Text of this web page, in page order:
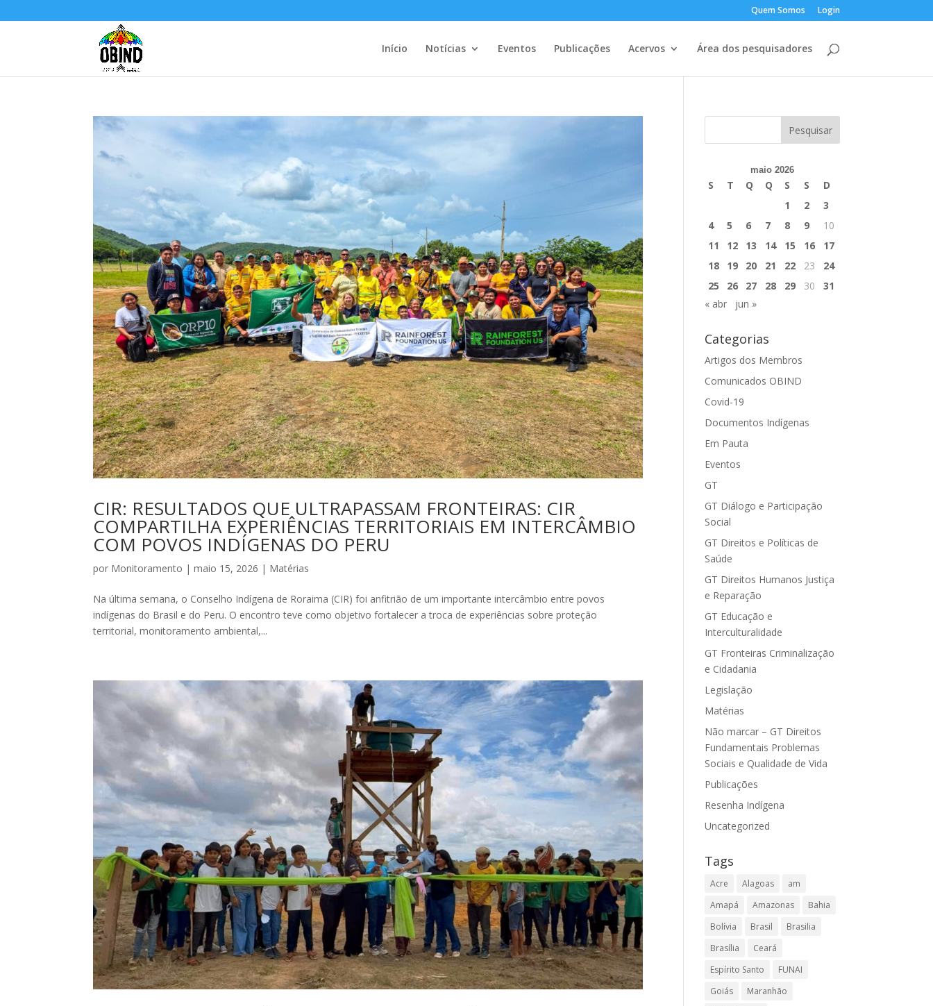
Quem Somos Login
Início Notícias Eventos Publicações Acervos Área dos pesquisadores
CIR: RESULTADOS QUE ULTRAPASSAM FRONTEIRAS: CIR
COMPARTILHA EXPERIÊNCIAS TERRITORIAIS EM INTERCÂMBIO
COM POVOS INDÍGENAS DO PERU
por Monitoramento |maio 15, 2026 | Matérias
Na última semana, o Conselho Indígena de Roraima (CIR) foi anfitrião de um importante intercâmbio entre povos
indígenas do Brasil e do Peru. O encontro teve como objetivo fortalecer a troca de experiências sobre proteção
territorial, monitoramento ambiental,...
maio 2026
S T Q Q S S
D
1
2
3
4
5 6 7 8 9
10
11
12 13 14 15 16
17
18
19 20 21 22 23
24
25
26 27 28 29 30
31
« abr
jun »
Categorias
Artigos dos Membros
Comunicados OBIND
Covid-19
Documentos Indígenas
Em Pauta
Eventos
GT
GT Diálogo e Participação
Social
GT Direitos e Políticas de
Saúde
GT Direitos Humanos Justiça
e Reparação
GT Educação e
Interculturalidade
GT Fronteiras Criminalização
e Cidadania
Legislação
Matérias
Não marcar – GT Direitos
Fundamentais Problemas
Sociais e Qualidade de Vida
Publicações
Resenha Indígena
Uncategorized
Tags
Acre Alagoas
am
Amapá
Amazonas
Bahia
Bolívia
Brasil
Brasilia
Brasília
Ceará
Espírito Santo
FUNAI
Goiás
Maranhão